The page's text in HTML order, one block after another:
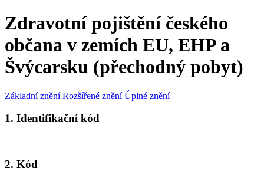
Zdravotní pojištění českého
občana v zemích EU, EHP a
Švýcarsku (přechodný pobyt)
Základní znění Rozšířené znění Úplné znění
1. Identifikační kód
2. Kód